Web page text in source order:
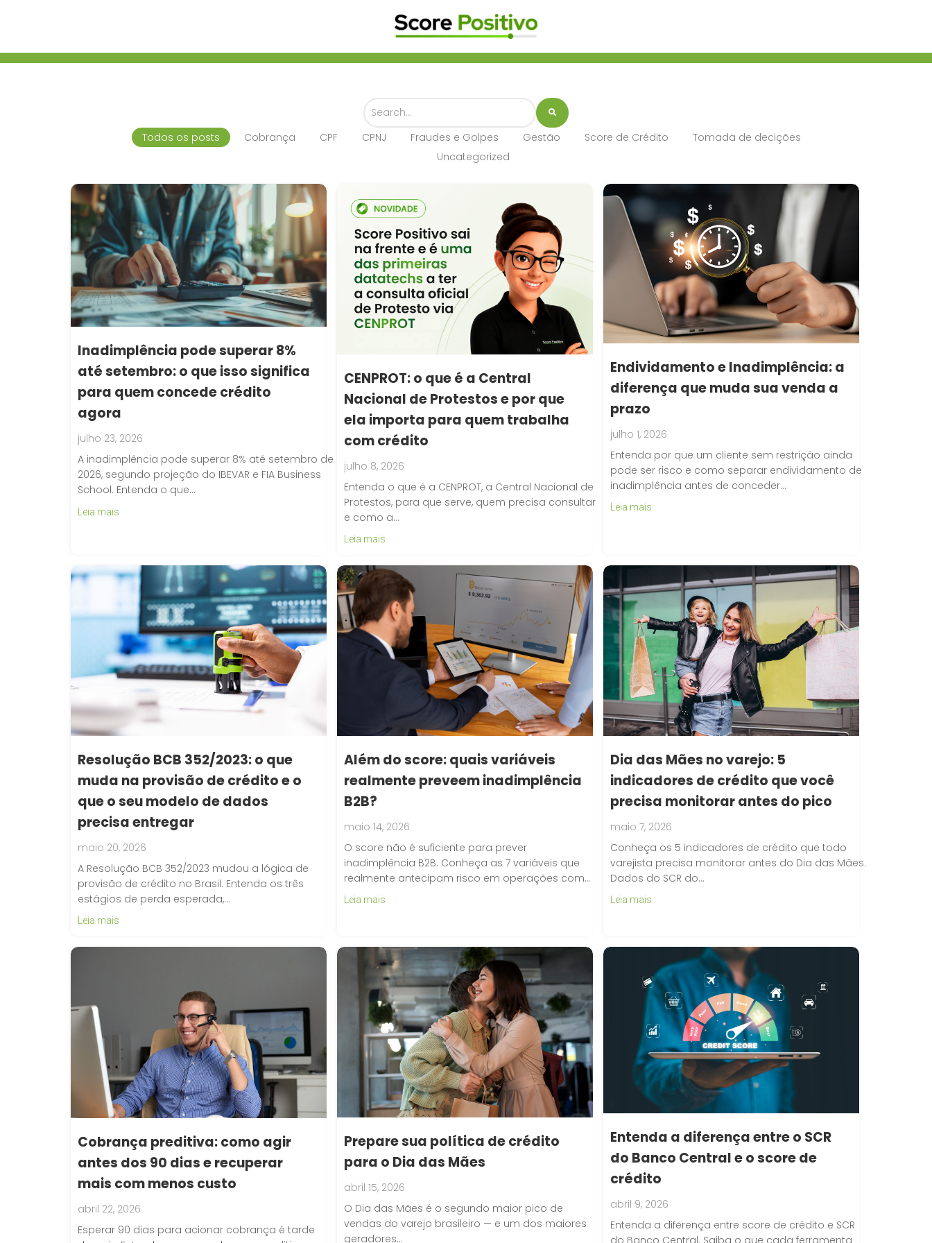
Todos os posts Cobrança CPF CPNJ Fraudes e Golpes Gestão Score de Crédito
Tomada de decições
Uncategorized
Inadimplência pode superar 8%
até setembro: o que isso significa
para quem concede crédito
agora
julho 23, 2026
A inadimplência pode superar 8% até setembro de
2026, segundo projeção do IBEVAR e FIA Business
School. Entenda o que…
Leia mais
CENPROT: o que é a Central
Nacional de Protestos e por que
ela importa para quem trabalha
com crédito
julho 8, 2026
Entenda o que é a CENPROT, a Central Nacional de
Protestos, para que serve, quem precisa consultar
e como a…
Leia mais
Endividamento e Inadimplência: a
diferença que muda sua venda a
prazo
julho 1, 2026
Entenda por que um cliente sem restrição ainda
pode ser risco e como separar endividamento de
inadimplência antes de conceder…
Leia mais
Resolução BCB 352/2023: o que
muda na provisão de crédito e o
que o seu modelo de dados
precisa entregar
maio 20, 2026
A Resolução BCB 352/2023 mudou a lógica de
provisão de crédito no Brasil. Entenda os três
estágios de perda esperada,…
Leia mais
Além do score: quais variáveis
realmente preveem inadimplência
B2B?
maio 14, 2026
O score não é suficiente para prever
inadimplência B2B. Conheça as 7 variáveis que
realmente antecipam risco em operações com…
Leia mais
Dia das Mães no varejo: 5
indicadores de crédito que você
precisa monitorar antes do pico
maio 7, 2026
Conheça os 5 indicadores de crédito que todo
varejista precisa monitorar antes do Dia das Mães.
Dados do SCR do…
Leia mais
Cobrança preditiva: como agir
antes dos 90 dias e recuperar
mais com menos custo
abril 22, 2026
Esperar 90 dias para acionar cobrança é tarde
Prepare sua política de crédito
para o Dia das Mães
abril 15, 2026
O Dia das Mães é o segundo maior pico de
vendas do varejo brasileiro — e um dos maiores
geradores…
Entenda a diferença entre o SCR
do Banco Central e o score de
crédito
abril 9, 2026
Entenda a diferença entre score de crédito e SCR